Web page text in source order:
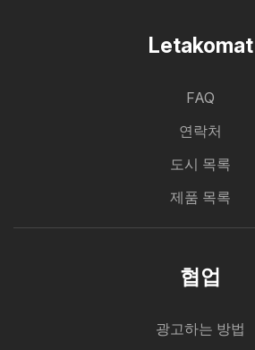
Letakomat
FAQ
연락처
도시 목록
제품 목록
협업
광고하는 방법